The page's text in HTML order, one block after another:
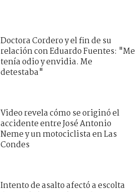
Doctora Cordero y el fin de su
relación con Eduardo Fuentes: "Me
tenía odio y envidia. Me
detestaba"
Video revela cómo se originó el
accidente entre José Antonio
Neme y un motociclista en Las
Condes
Intento de asalto afectó a escolta